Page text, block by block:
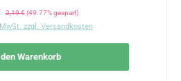
Regulärer Preis:
2,19 € (49.77% gespart)
zzgl. Versandkosten
Warenkorb